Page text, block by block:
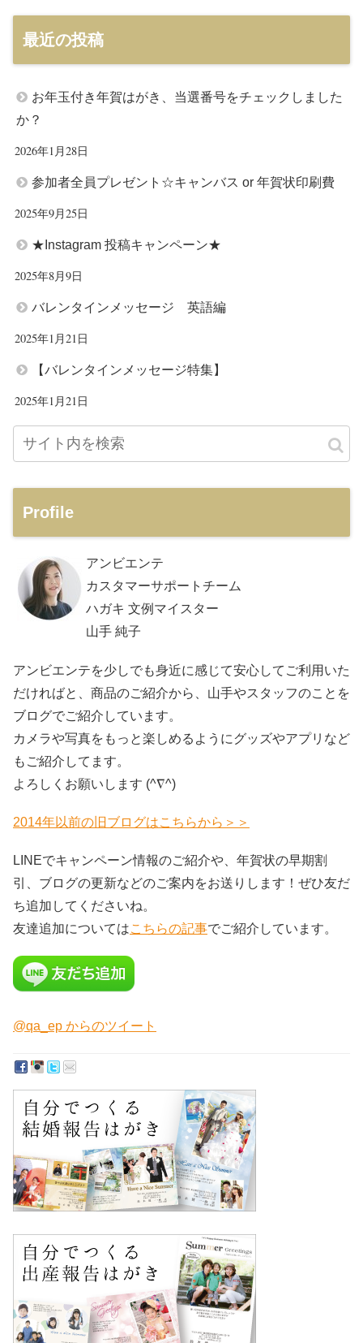
最近の投稿
お年玉付き年賀はがき、当選番号をチェックしました
か？
2026年1月28日
参加者全員プレゼント☆キャンバス or 年賀状印刷費
2025年9月25日
★Instagram 投稿キャンペーン★
2025年8月9日
バレンタインメッセージ 英語編
2025年1月21日
【バレンタインメッセージ特集】
2025年1月21日
Profile
アンビエンテ
カスタマーサポートチーム
ハガキ 文例マイスター
山手 純子
アンビエンテを少しでも身近に感じて安心してご利用いた
だければと、商品のご紹介から、山手やスタッフのことを
ブログでご紹介しています。
カメラや写真をもっと楽しめるようにグッズやアプリなど
もご紹介してます。
よろしくお願いします (^∇^)
2014年以前の旧ブログはこちらから＞＞
LINEでキャンペーン情報のご紹介や、年賀状の早期割
引、ブログの更新などのご案内をお送りします！ぜひ友だ
ち追加してくださいね。
友達追加についてはこちらの記事でご紹介しています。
@qa_ep からのツイート